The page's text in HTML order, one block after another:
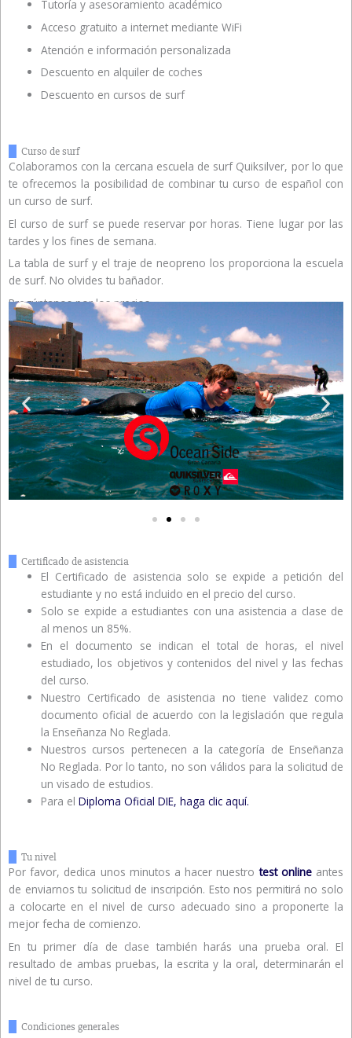
Tutoría y asesoramiento académico
Acceso gratuito a internet mediante WiFi
Atención e información personalizada
Descuento en alquiler de coches
Descuento en cursos de surf
Curso de surf
Colaboramos con la cercana escuela de surf Quiksilver, por lo que
te ofrecemos la posibilidad de combinar tu curso de español con
un curso de surf.
El curso de surf se puede reservar por horas. Tiene lugar por las
tardes y los fines de semana.
La tabla de surf y el traje de neopreno los proporciona la escuela
de surf. No olvides tu bañador.
Pregúntanos por los precios.
Certificado de asistencia
El Certificado de asistencia solo se expide a petición del
estudiante y no está incluido en el precio del curso.
Solo se expide a estudiantes con una asistencia a clase de
al menos un 85%.
En el documento se indican el total de horas, el nivel
estudiado, los objetivos y contenidos del nivel y las fechas
del curso.
Nuestro Certificado de asistencia no tiene validez como
documento oficial de acuerdo con la legislación que regula
la Enseñanza No Reglada.
Nuestros cursos pertenecen a la categoría de Enseñanza
No Reglada. Por lo tanto, no son válidos para la solicitud de
un visado de estudios.
Para elDiploma Oficial DIE, haga clic aquí.
Tu nivel
Por favor, dedica unos minutos a hacer nuestrotest onlineantes
de enviarnos tu solicitud de inscripción. Esto nos permitirá no solo
a colocarte en el nivel de curso adecuado sino a proponerte la
mejor fecha de comienzo.
En tu primer día de clase también harás una prueba oral. El
resultado de ambas pruebas, la escrita y la oral, determinarán el
nivel de tu curso.
Condiciones generales